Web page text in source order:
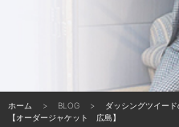
ホーム BLOG
ダッシングツイー
【オーダージャケット 広島】